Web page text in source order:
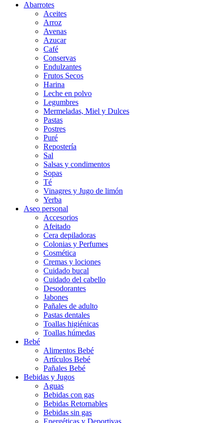
Abarrotes
Aceites
Arroz
Avenas
Azucar
Café
Conservas
Endulzantes
Frutos Secos
Harina
Leche en polvo
Legumbres
Mermeladas, Miel y Dulces
Pastas
Postres
Puré
Repostería
Sal
Salsas y condimentos
Sopas
Té
Vinagres y Jugo de limón
Yerba
Aseo personal
Accesorios
Afeitado
Cera depiladoras
Colonias y Perfumes
Cosmética
Cremas y lociones
Cuidado bucal
Cuidado del cabello
Desodorantes
Jabones
Pañales de adulto
Pastas dentales
Toallas higiénicas
Toallas húmedas
Bebé
Alimentos Bebé
Artículos Bebé
Pañales Bebé
Bebidas y Jugos
Aguas
Bebidas con gas
Bebidas Retornables
Bebidas sin gas
Energéticas y Deportivas